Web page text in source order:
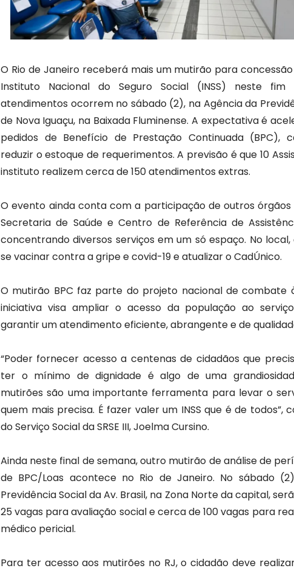
O Rio de Janeiro receberá mais um mutirão para
Instituto Nacional do Seguro Social (INSS) neste fim
atendimentos ocorrem no sábado (2), na Agência da
de Nova Iguaçu, na Baixada Fluminense. A expectativa é
pedidos de Benefício de Prestação Continuada (BPC),
reduzir o estoque de requerimentos. A previsão é que 10
instituto realizem cerca de 150 atendimentos extras.
O evento ainda conta com a participação de outros
Secretaria de Saúde e Centro de Referência de
concentrando diversos serviços em um só espaço. No
se vacinar contra a gripe e covid-19 e atualizar o CadÚnico.
O mutirão BPC faz parte do projeto nacional de combate
iniciativa visa ampliar o acesso da população ao
garantir um atendimento eficiente, abrangente e de
“Poder fornecer acesso a centenas de cidadãos que
ter o mínimo de dignidade é algo de uma
mutirões são uma importante ferramenta para levar o
quem mais precisa. É fazer valer um INSS que é de todos”,
do Serviço Social da SRSE III, Joelma Cursino.
Ainda neste final de semana, outro mutirão de análise de
de BPC/Loas acontece no Rio de Janeiro. No sábado
Previdência Social da Av. Brasil, na Zona Norte da capital,
25 vagas para avaliação social e cerca de 100 vagas para
médico pericial.
Para ter acesso aos mutirões no RJ, o cidadão deve